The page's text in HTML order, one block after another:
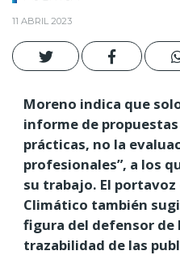
11 ABRIL 2023
Moreno indica que
informe de
prácticas, no la
profesionales”, a los
su trabajo. El portavoz
Climático también
figura del defensor de
trazabilidad de las